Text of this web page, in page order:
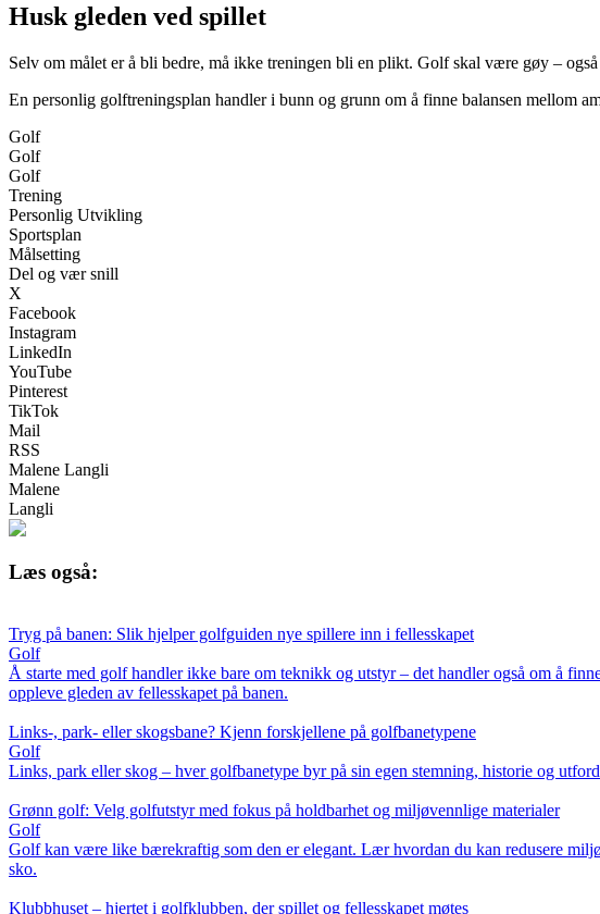
Husk gleden ved spillet
Selv om målet er å bli bedre, må ikke treningen bli en plikt. Golf skal være gøy –
En personlig golftreningsplan handler i bunn og grunn om å finne balansen mellom
Golf
Golf
Golf
Trening
Personlig Utvikling
Sportsplan
Målsetting
Del og vær snill
X
Facebook
Instagram
LinkedIn
YouTube
Pinterest
TikTok
Mail
RSS
Malene Langli
Malene
Langli
Læs også:
Tryg på banen: Slik hjelper golfguiden nye spillere inn i fellesskapet
Golf
Å starte med golf handler ikke bare om teknikk og utstyr – det handler også om å
oppleve gleden av fellesskapet på banen.
Links-, park- eller skogsbane? Kjenn forskjellene på golfbanetypene
Golf
Links, park eller skog – hver golfbanetype byr på sin egen stemning, historie og
Grønn golf: Velg golfutstyr med fokus på holdbarhet og miljøvennlige materialer
Golf
Golf kan være like bærekraftig som den er elegant. Lær hvordan du kan redusere
sko.
Klubbhuset – hjertet i golfklubben, der spillet og fellesskapet møtes